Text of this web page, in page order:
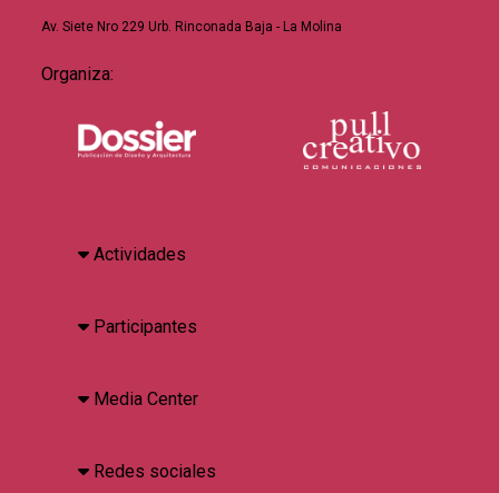
Av. Siete Nro 229 Urb. Rinconada Baja - La Molina
Organiza:
Actividades
Participantes
Media Center
Redes sociales